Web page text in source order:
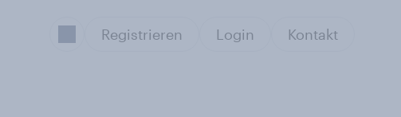
Registrieren Login Kontakt